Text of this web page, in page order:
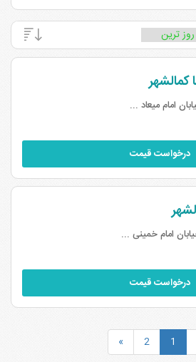
امام میعاد ...
درخواست قیمت
امام خمینی ...
درخواست قیمت
1
2
»